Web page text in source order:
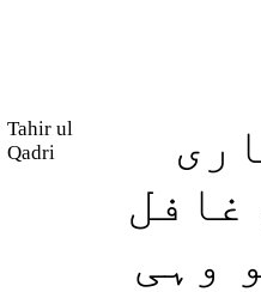
Tahir ul
Qadri
غافل
وہی